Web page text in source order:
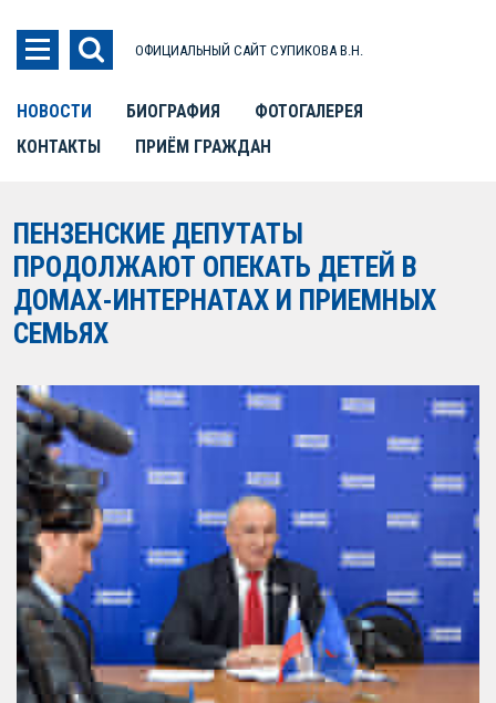
ОФИЦИАЛЬНЫЙ САЙТ СУПИКОВА В.Н.
НОВОСТИ БИОГРАФИЯ
ФОТОГАЛЕРЕЯ
КОНТАКТЫ
ПРИЁМ ГРАЖДАН
ПЕНЗЕНСКИЕ ДЕПУТАТЫ
ПРОДОЛЖАЮТ ОПЕКАТЬ ДЕТЕЙ В
ДОМАХ-ИНТЕРНАТАХ И ПРИЕМНЫХ
СЕМЬЯХ